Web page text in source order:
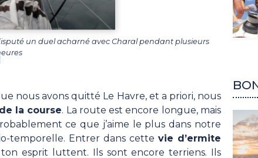
un duel acharné avec Charal pendant plusieurs
nous avons quitté Le Havre, et a priori, nous
la course. La route est encore longue, mais
ce que j’aime le plus dans notre
temporelle. Entrer dans cette vie d’ermite
esprit luttent. Ils sont encore terriens. Ils